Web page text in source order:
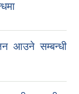
आउने सम्बन्धी